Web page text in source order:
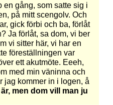
en gång, som satte sig i
på mitt scengolv. Och
gick förbi och ba, förlåt
Ja förlåt, sa dom, vi ber
vi sitter här, vi har en
föreställningen var
ett akutmöte. Eeeh,
med min väninna och
jag kommer in i logen, å
men dom vill man ju